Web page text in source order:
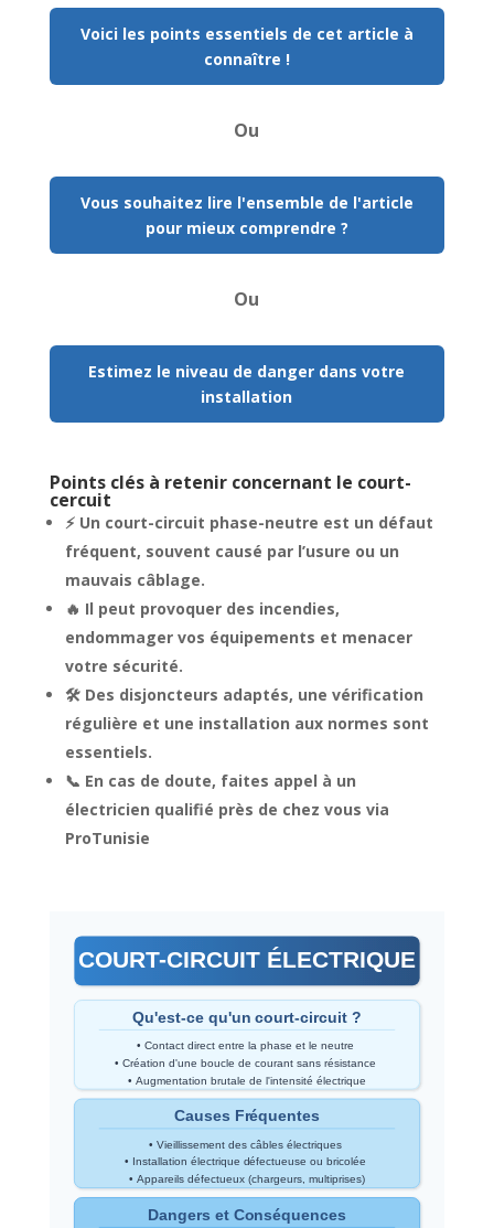
Voici les points essentiels de cet article à
connaître !
Ou
Vous souhaitez lire l'ensemble de l'article
pour mieux comprendre ?
Ou
Estimez le niveau de danger dans votre
installation
Points clés à retenir concernant le court-
cercuit
⚡ Un court-circuit phase-neutre est un défaut
fréquent, souvent causé par l’usure ou un
mauvais câblage.
🔥 Il peut provoquer des incendies,
endommager vos équipements et menacer
votre sécurité.
🛠️ Des disjoncteurs adaptés, une vérification
régulière et une installation aux normes sont
essentiels.
📞 En cas de doute, faites appel à un
électricien qualifié près de chez vous via
ProTunisie
COURT-CIRCUIT ÉLECTRIQUE
Qu'est-ce qu'un court-circuit ?
• Contact direct entre la phase et le neutre
• Création d'une boucle de courant sans résistance
• Augmentation brutale de l'intensité électrique
Causes Fréquentes
• Vieillissement des câbles électriques
• Installation électrique défectueuse ou bricolée
• Appareils défectueux (chargeurs, multiprises)
Dangers et Conséquences